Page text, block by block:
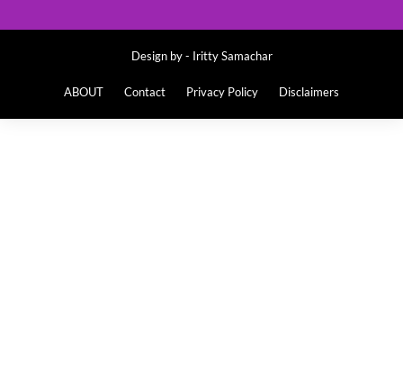
Design by - Iritty Samachar
ABOUT Contact Privacy Policy Disclaimers